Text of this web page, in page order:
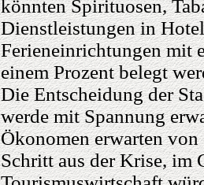
könnten Spirituosen,
Dienstleistungen in
Ferieneinrichtungen mit
einem Prozent belegt
Die Entscheidung der
werde mit Spannung
Ökonomen erwarten
Schritt aus der Krise, im